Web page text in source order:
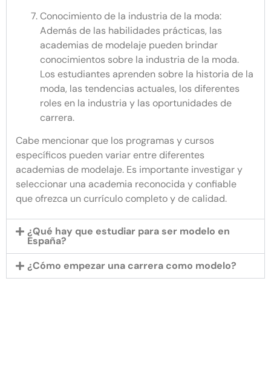
Conocimiento de la industria de la moda:
Además de las habilidades prácticas, las
academias de modelaje pueden brindar
conocimientos sobre la industria de la moda.
Los estudiantes aprenden sobre la historia de la
moda, las tendencias actuales, los diferentes
roles en la industria y las oportunidades de
carrera.
Cabe mencionar que los programas y cursos
específicos pueden variar entre diferentes
academias de modelaje. Es importante investigar y
seleccionar una academia reconocida y confiable
que ofrezca un currículo completo y de calidad.
¿Qué hay que estudiar para ser modelo en
España?
¿Cómo empezar una carrera como modelo?